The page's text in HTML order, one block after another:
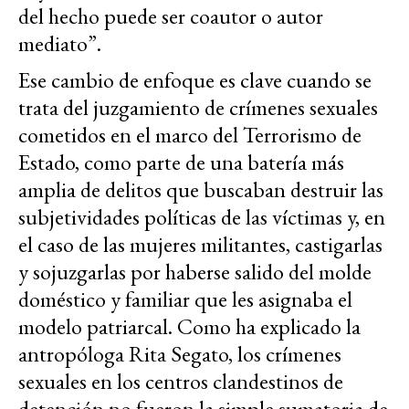
del hecho puede ser coautor o autor
mediato”.
Ese cambio de enfoque es clave cuando se
trata del juzgamiento de crímenes sexuales
cometidos en el marco del Terrorismo de
Estado, como parte de una batería más
amplia de delitos que buscaban destruir las
subjetividades políticas de las víctimas y, en
el caso de las mujeres militantes, castigarlas
y sojuzgarlas por haberse salido del molde
doméstico y familiar que les asignaba el
modelo patriarcal. Como ha explicado la
antropóloga Rita Segato, los crímenes
sexuales en los centros clandestinos de